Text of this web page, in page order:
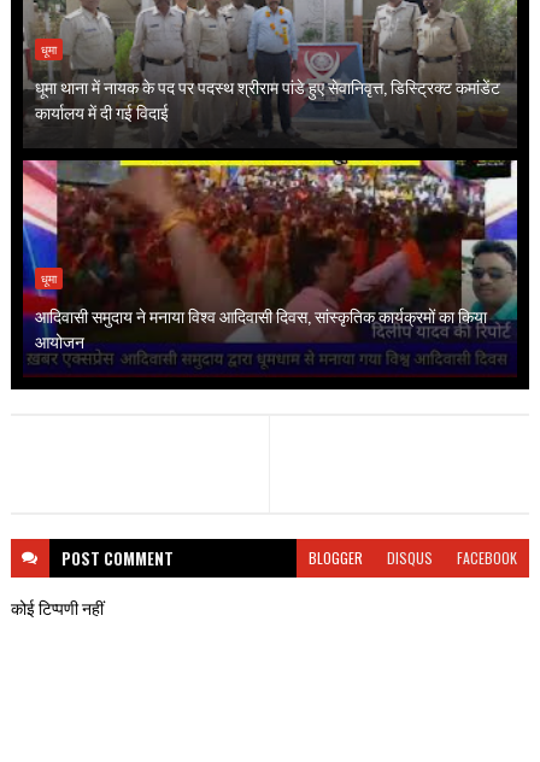
धूमा
धूमा थाना में नायक के पद पर पदस्थ श्रीराम पांडे हुए सेवानिवृत्त, डिस्ट्रिक्ट कमांडेंट
कार्यालय में दी गई विदाई
धूमा
आदिवासी समुदाय ने मनाया विश्व आदिवासी दिवस, सांस्कृतिक कार्यक्रमों का किया
आयोजन
POST COMMENT BLOGGER DISQUS FACEBOOK
कोई टिप्पणी नहीं